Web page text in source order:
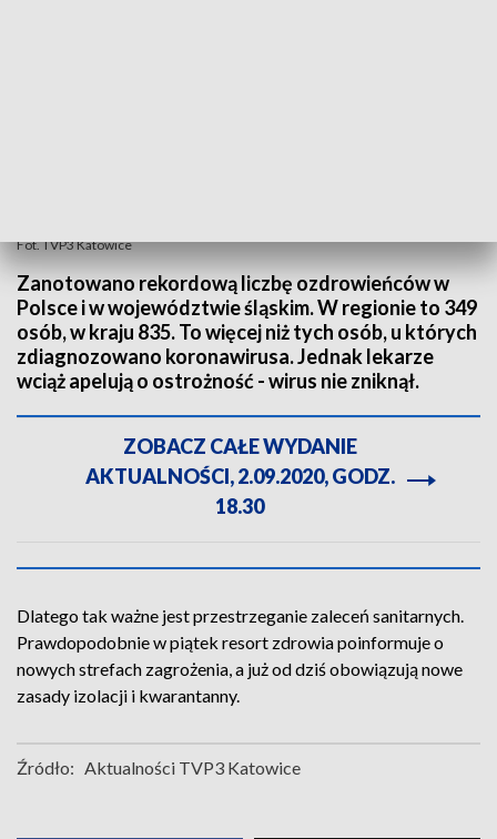
Fot. TVP3 Katowice
Zanotowano rekordową liczbę ozdrowieńców w
Polsce i w województwie śląskim. W regionie to 349
osób, w kraju 835. To więcej niż tych osób, u których
zdiagnozowano koronawirusa. Jednak lekarze
wciąż apelują o ostrożność - wirus nie zniknął.
ZOBACZ CAŁE WYDANIE
AKTUALNOŚCI, 2.09.2020, GODZ.
18.30
Dlatego tak ważne jest przestrzeganie zaleceń sanitarnych.
Prawdopodobnie w piątek resort zdrowia poinformuje o
nowych strefach zagrożenia, a już od dziś obowiązują nowe
zasady izolacji i kwarantanny.
Źródło: Aktualności TVP3 Katowice